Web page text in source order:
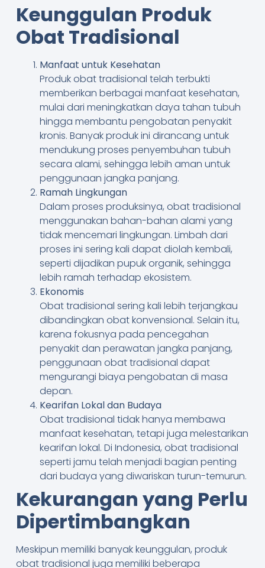
Keunggulan Produk
Obat Tradisional
Manfaat untuk Kesehatan
Produk obat tradisional telah terbukti
memberikan berbagai manfaat kesehatan,
mulai dari meningkatkan daya tahan tubuh
hingga membantu pengobatan penyakit
kronis. Banyak produk ini dirancang untuk
mendukung proses penyembuhan tubuh
secara alami, sehingga lebih aman untuk
penggunaan jangka panjang.
Ramah Lingkungan
Dalam proses produksinya, obat tradisional
menggunakan bahan-bahan alami yang
tidak mencemari lingkungan. Limbah dari
proses ini sering kali dapat diolah kembali,
seperti dijadikan pupuk organik, sehingga
lebih ramah terhadap ekosistem.
Ekonomis
Obat tradisional sering kali lebih terjangkau
dibandingkan obat konvensional. Selain itu,
karena fokusnya pada pencegahan
penyakit dan perawatan jangka panjang,
penggunaan obat tradisional dapat
mengurangi biaya pengobatan di masa
depan.
Kearifan Lokal dan Budaya
Obat tradisional tidak hanya membawa
manfaat kesehatan, tetapi juga melestarikan
kearifan lokal. Di Indonesia, obat tradisional
seperti jamu telah menjadi bagian penting
dari budaya yang diwariskan turun-temurun.
Kekurangan yang Perlu
Dipertimbangkan
Meskipun memiliki banyak keunggulan, produk
obat tradisional juga memiliki beberapa